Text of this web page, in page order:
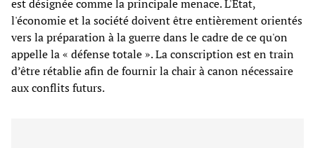
est désignée comme la principale menace. L'État,
l'économie et la société doivent être entièrement orientés
vers la préparation à la guerre dans le cadre de ce qu'on
appelle la « défense totale ». La conscription est en train
d’être rétablie afin de fournir la chair à canon nécessaire
aux conflits futurs.